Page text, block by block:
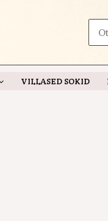
for:
VILLASED SOKID